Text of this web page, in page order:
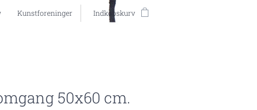
Kunstforeninger Indkøbskurv
50x60 cm.